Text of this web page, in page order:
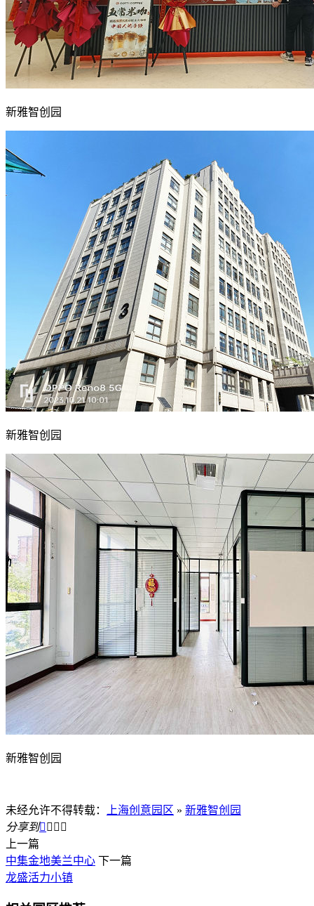
新雅智创园
新雅智创园
新雅智创园
未经允许不得转载： 上海创意园区 » 新雅智创园
分享到   
上一篇
中集金地美兰中心 下一篇
龙盛活力小镇